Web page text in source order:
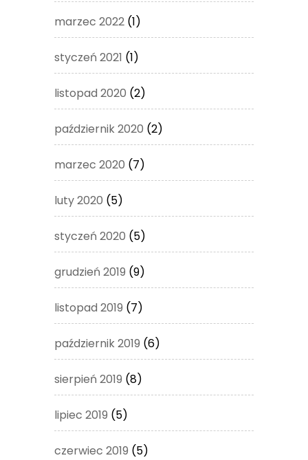
marzec 2022 (1)
styczeń 2021 (1)
listopad 2020 (2)
październik 2020 (2)
marzec 2020 (7)
luty 2020 (5)
styczeń 2020 (5)
grudzień 2019 (9)
listopad 2019 (7)
październik 2019 (6)
sierpień 2019 (8)
lipiec 2019 (5)
czerwiec 2019 (5)